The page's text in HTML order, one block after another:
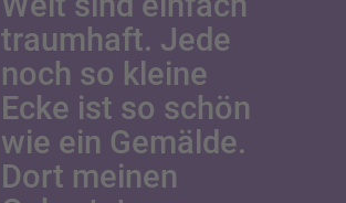
traumhaft. Jede
noch so kleine
Ecke ist so schön
wie ein Gemälde.
Dort meinen